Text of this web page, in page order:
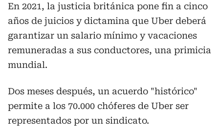
En 2021, la justicia británica pone fin a cinco
años de juicios y dictamina que Uber deberá
garantizar un salario mínimo y vacaciones
remuneradas a sus conductores, una primicia
mundial.
Dos meses después, un acuerdo "histórico"
permite a los 70.000 chóferes de Uber ser
representados por un sindicato.